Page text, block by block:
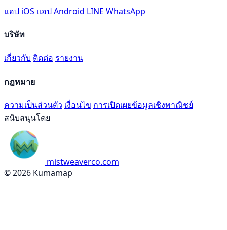
แอป iOS แอป Android LINE WhatsApp
บริษัท
เกี่ยวกับ ติดต่อ รายงาน
กฎหมาย
ความเป็นส่วนตัว เงื่อนไข การเปิดเผยข้อมูลเชิงพาณิชย์
สนับสนุนโดย
mistweaverco.com
© 2026 Kumamap